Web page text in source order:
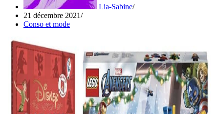
Lia-Sabine
21 décembre 2021
Conso et mode